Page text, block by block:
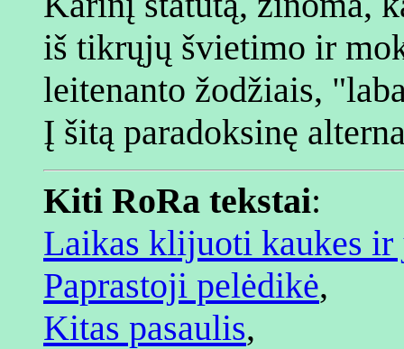
iš tikrųjų švietimo ir
leitenanto žodžiais,
Į šitą paradoksinę
Kiti RoRa tekstai:
Laikas klijuoti kaukes ir
Paprastoji pelėdikė,
Kitas pasaulis,